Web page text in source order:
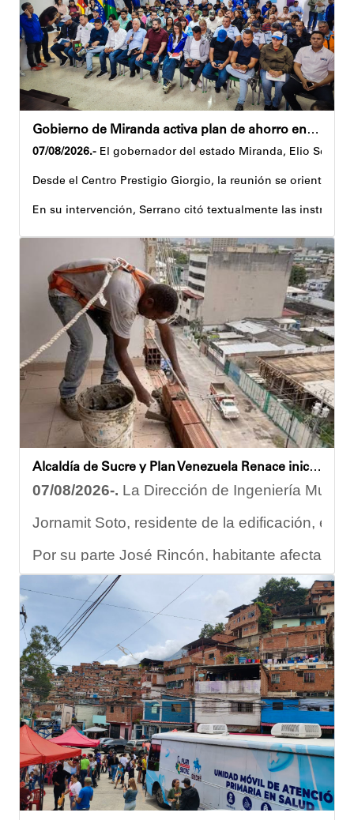
Gobierno de Miranda activa plan de ahorro energético en la entidad
07/08/2026.- El gobernador del estado Miranda, Elio
Desde el Centro Prestigio Giorgio, la reunión se orientó al
En su intervención, Serrano citó textualmente las
Igualmente, explicó que el propósito central de este
Despliegue territorial
El encuentro contó con la participación del diputado
Como parte de los acuerdos orientados durante la
Joshua Piña
Alcaldía de Sucre y Plan Venezuela Renace iniciaron demolición de fachadas en Residencias Los Dos Caminos
07/08/2026-. La Dirección de Ingeniería
Jornamit Soto, residente de la edificación,
Por su parte José Rincón, habitante afectado
“El proceso comenzó con una primera
Ante la emergencia, los vecinos del referido
Las cuadrillas de trabajo permanecen
Yois Coellar